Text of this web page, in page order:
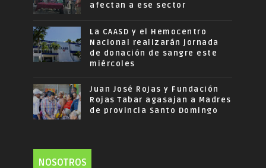
afectan a ese sector
La CAASD y el Hemocentro
Nacional realizarán jornada
de donación de sangre este
miércoles
Juan José Rojas y Fundación
Rojas Tabar agasajan a Madres
de provincia Santo Domingo
NOSOTROS